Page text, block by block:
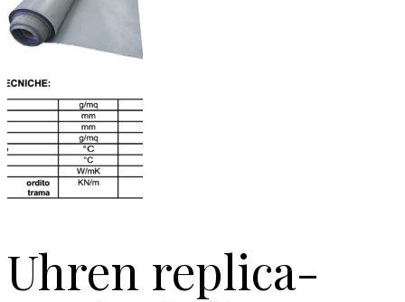
Uhren replica-